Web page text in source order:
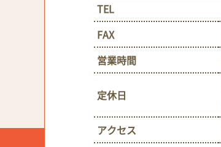
TEL
FAX
営業時間
定休日
アクセス